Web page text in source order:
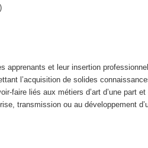
apprenants et leur insertion
l’acquisition de solides
faire liés aux métiers d’art d’une part
transmission ou au développement